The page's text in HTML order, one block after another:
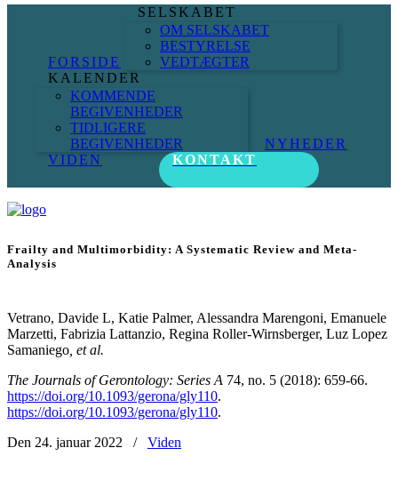
FORSIDE
SELSKABET
OM SELSKABET
BESTYRELSE
VEDTÆGTER
KALENDER
KOMMENDE
BEGIVENHEDER
TIDLIGERE
BEGIVENHEDER
NYHEDER
VIDEN
KONTAKT
Frailty and Multimorbidity: A Systematic Review and Meta-
Analysis
Vetrano, Davide L, Katie Palmer, Alessandra Marengoni, Emanuele
Marzetti, Fabrizia Lattanzio, Regina Roller-Wirnsberger, Luz Lopez
Samaniego , et al.
The Journals of Gerontology: Series A 74, no. 5 (2018): 659-66.
https://doi.org/10.1093/gerona/gly110.
https://doi.org/10.1093/gerona/gly110.
Den 24. januar 2022
/ Viden